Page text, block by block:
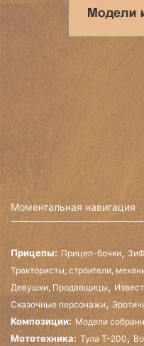
Моментальная навигация
Прицепы: Прицеп-бочки,
Трактористы, строители,
Девушки, Продавщицы,
Сказочные персонажи,
Композиции: Модели
Мототехника: Тула Т-200,